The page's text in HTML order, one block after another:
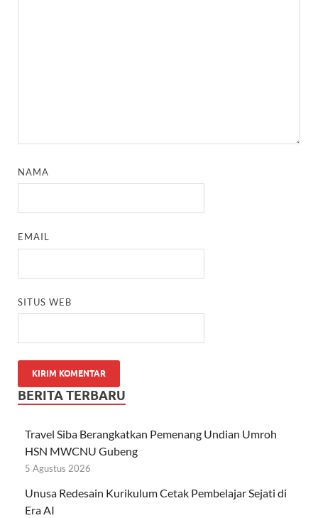
NAMA
EMAIL
SITUS WEB
BERITA TERBARU
Travel Siba Berangkatkan Pemenang Undian Umroh
HSN MWCNU Gubeng
5 Agustus 2026
Unusa Redesain Kurikulum Cetak Pembelajar Sejati di
Era AI